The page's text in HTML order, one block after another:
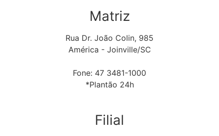
Matriz
Rua Dr. João Colin, 985
América - Joinville/SC
Fone: 47 3481-1000
*Plantão 24h
Filial